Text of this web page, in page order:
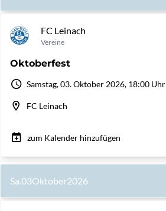
FC Leinach
Vereine
Oktoberfest
Samstag, 03. Oktober 2026, 18:00 Uhr
FC Leinach
zum Kalender hinzufügen
Sa.03Oktober2026